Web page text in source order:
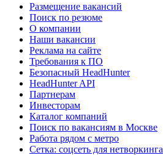
Размещение вакансий
Поиск по резюме
О компании
Наши вакансии
Реклама на сайте
Требования к ПО
Безопасный HeadHunter
HeadHunter API
Партнерам
Инвесторам
Каталог компаний
Поиск по вакансиям в Москве
Работа рядом с метро
Сетка: соцсеть для нетворкинга